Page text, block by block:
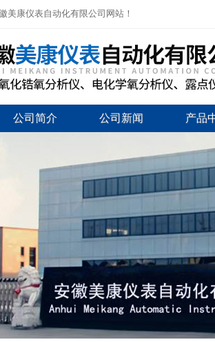
美康仪表自动化有限公司网站！
公司简介 公司新闻 产品